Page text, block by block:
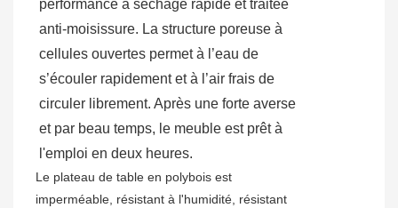
performance à séchage rapide et traitée
anti-moisissure. La structure poreuse à
cellules ouvertes permet à l’eau de
s’écouler rapidement et à l’air frais de
circuler librement. Après une forte averse
et par beau temps, le meuble est prêt à
l'emploi en deux heures.
Le plateau de table en polybois est
imperméable, résistant à l'humidité, résistant